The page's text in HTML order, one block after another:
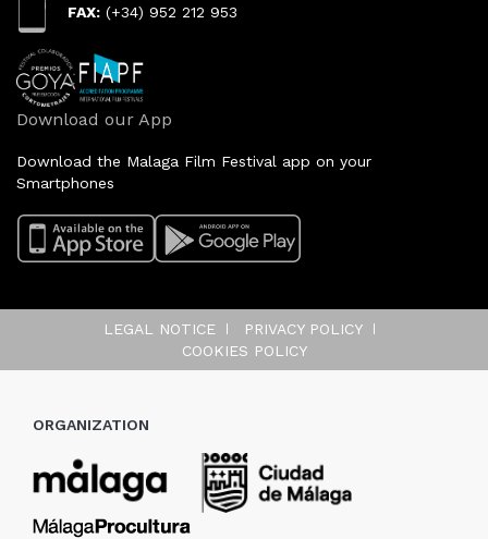
FAX: (+34) 952 212 953
Download our App
Download the Malaga Film Festival app on your
Smartphones
LEGAL NOTICE
PRIVACY POLICY
COOKIES POLICY
ORGANIZATION